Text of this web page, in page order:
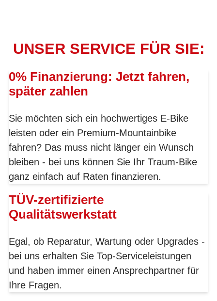
UNSER SERVICE FÜR SIE:
0% Finanzierung: Jetzt fahren,
später zahlen
Sie möchten sich ein hochwertiges E-Bike
leisten oder ein Premium-Mountainbike
fahren? Das muss nicht länger ein Wunsch
bleiben - bei uns können Sie Ihr Traum-Bike
ganz einfach auf Raten finanzieren.
TÜV-zertifizierte
Qualitätswerkstatt
Egal, ob Reparatur, Wartung oder Upgrades -
bei uns erhalten Sie Top-Serviceleistungen
und haben immer einen Ansprechpartner für
Ihre Fragen.